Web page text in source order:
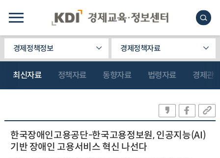
경제정책정보 경제정책자료
최신자료 정책자료 동향자료 법령자료 경제관
한국장애인고용공단-한국고용정보원, 인공지능(AI)
기반 장애인 고용서비스 혁신 나선다